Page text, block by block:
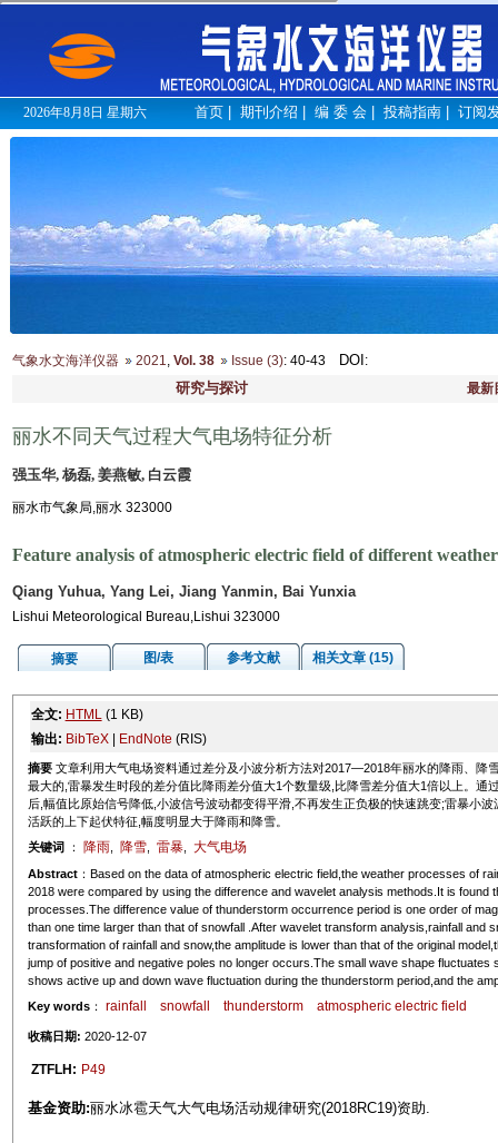
2026年8月8日 星期六 首页 期刊介绍 编 委 会 投稿指南 订阅
气象水文海洋仪器 2021, Vol. 38 Issue (3): 40-43 DOI :
研究与探讨 最新
丽水不同天气过程大气电场特征分析
强玉华, 杨磊, 姜燕敏, 白云霞
丽水市气象局,丽水 323000
Feature analysis of atmospheric electric field of different
Qiang Yuhua, Yang Lei, Jiang Yanmin, Bai Yunxia
Lishui Meteorological Bureau,Lishui 323000
摘要 图/表 参考文献 相关文章 (15)
全文: HTML(1 KB)
输出: BibTeX| EndNote (RIS)
摘要文章利用大气电场资料通过差分及小波分析方法对2017—2018年丽水的降雨、降
最大的,雷暴发生时段的差分值比降雨差分值大1个数量级,比降雪差分值大1倍以上。通
后,幅值比原始信号降低,小波信号波动都变得平滑,不再发生正负极的快速跳变;雷暴小
活跃的上下起伏特征,幅度明显大于降雨和降雪。
关键词
： 降雨, 降雪, 雷暴, 大气电场
Abstract：Based on the data of atmospheric electric field,the weather processes of
2018 were compared by using the difference and wavelet analysis methods.It is found
processes.The difference value of thunderstorm occurrence period is one order of
than one time larger than that of snowfall .After wavelet transform analysis,rainfall and
transformation of rainfall and snow,the amplitude is lower than that of the original
jump of positive and negative poles no longer occurs.The small wave shape
shows active up and down wave fluctuation during the thunderstorm period,and the
Key words： rainfall snowfall thunderstorm atmospheric electric field
收稿日期: 2020-12-07
ZTFLH: P49
基金资助:丽水冰雹天气大气电场活动规律研究(2018RC19)资助.